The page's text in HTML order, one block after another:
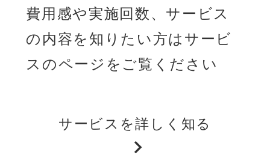
費用感や実施回数、サービス
の内容を知りたい方はサービ
スのページをご覧ください
サービスを詳しく知る